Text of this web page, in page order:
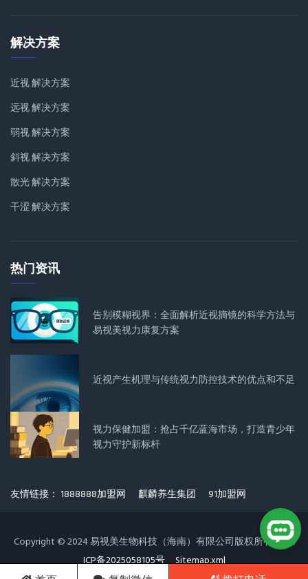
解决方案
近视 解决方案
远视 解决方案
弱视 解决方案
斜视 解决方案
散光 解决方案
干涩 解决方案
热门资讯
告别模糊视界：全面解析近视摘镜的科学方法与
易视美视力康复方案
近视产生机理与传统视力防控技术的优点和不足
视力保健加盟：抢占千亿蓝海市场，打造青少年
视力守护新标杆
友情链接： 1888888加盟网 麒麟养生集团 91加盟网
Copyright © 2024 易视美生物科技（海南）有限公司版权所有琼
ICP备2025058105号
Sitemap.xml